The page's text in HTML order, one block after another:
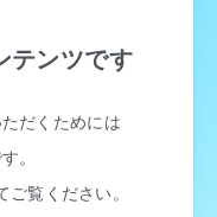
テンツです
だくためには
。
覧ください。